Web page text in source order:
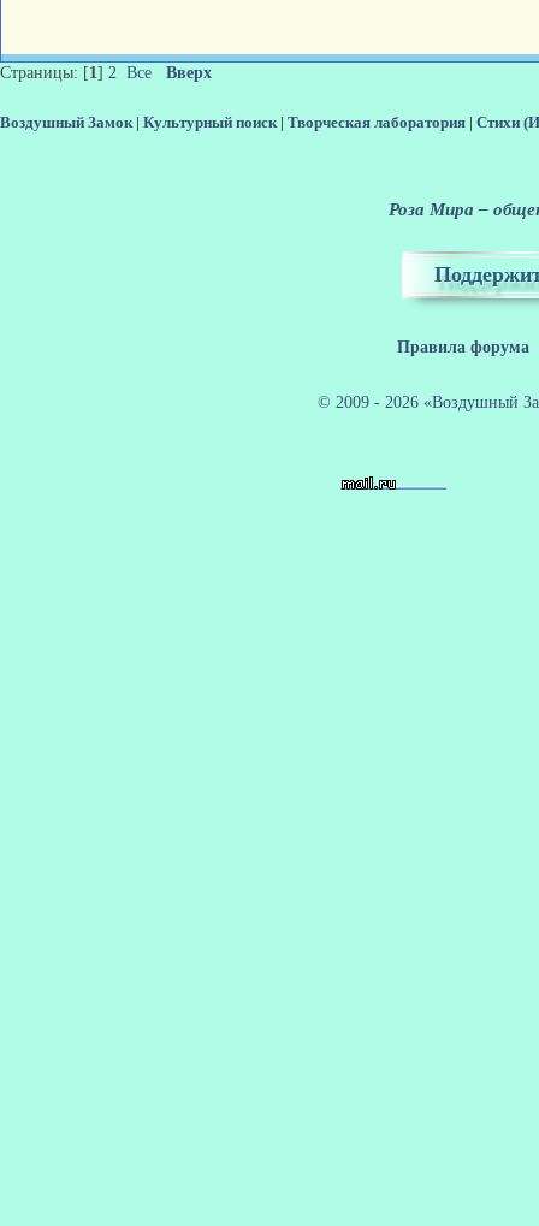
Страницы: [1] 2 Все Вверх
Воздушный Замок| Культурный поиск| Творческая лаборатория Cтихи
Роза Мира –
Правила форума
© 2009 - 2026 «Воздушный